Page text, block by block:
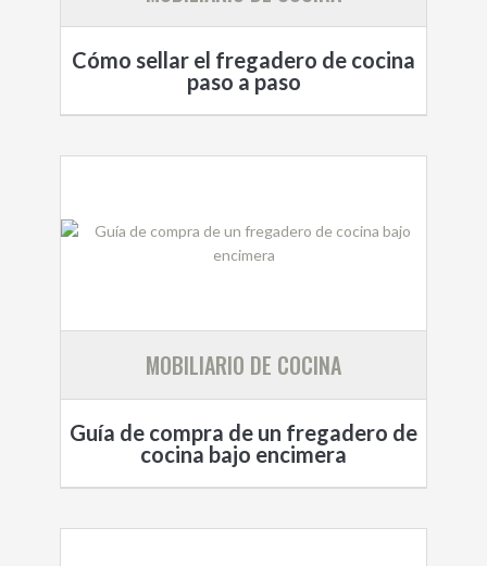
Cómo sellar el fregadero de cocina
paso a paso
MOBILIARIO DE COCINA
Guía de compra de un fregadero de
cocina bajo encimera